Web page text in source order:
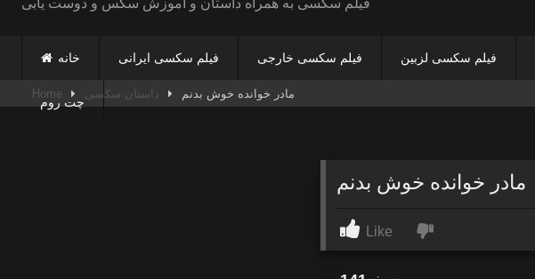
فیلم سکسی به همراه داستان و آموزش سکس و دوست یابی
خانه فیلم سکسی ایرانی فیلم سکسی خارجی فیلم سکسی لزبین
چت روم
Home داستان سکسی مادر خوانده خوش بدنم
مادر خوانده خوش بدنم
Like